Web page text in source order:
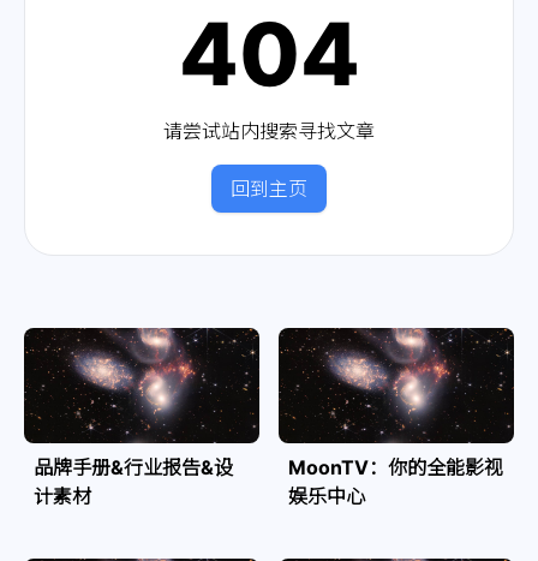
404
请尝试站内搜索寻找文章
回到主页
品牌手册&行业报告&设
计素材
MoonTV：你的全能影视
娱乐中心